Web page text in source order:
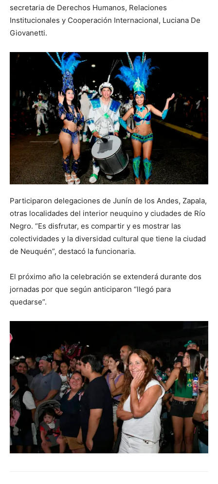
secretaria de Derechos Humanos, Relaciones
Institucionales y Cooperación Internacional, Luciana De
Giovanetti.
Participaron delegaciones de Junín de los Andes, Zapala,
otras localidades del interior neuquino y ciudades de Río
Negro. “Es disfrutar, es compartir y es mostrar las
colectividades y la diversidad cultural que tiene la ciudad
de Neuquén”, destacó la funcionaria.
El próximo año la celebración se extenderá durante dos
jornadas por que según anticiparon “llegó para
quedarse”.